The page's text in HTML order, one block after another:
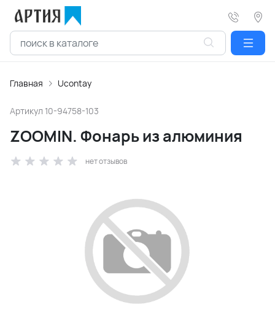
Главная Ucontay
Артикул 10-94758-103
ZOOMIN. Фонарь из алюминия
нет отзывов